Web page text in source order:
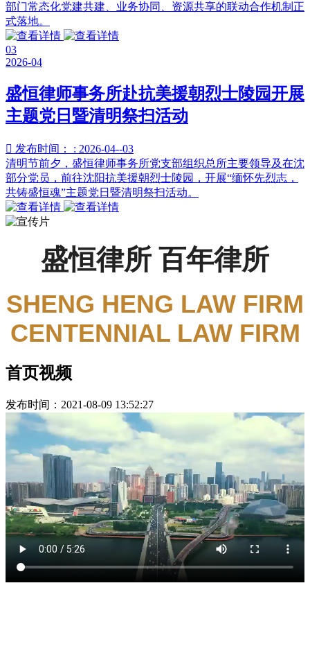
部门常态化党建共建、业务协同、资源共享的联动合作机制正
式落地。
03
2026-04
盛恒律师事务所赴抗美援朝烈士陵园开展
主题党日暨清明祭扫活动
 发布时间： : 2026-04--03
清明节前夕，盛恒律师事务所党支部组织总所主要领导及在沈
部分党员，前往沈阳抗美援朝烈士陵园，开展“缅怀先烈志，
共铸盛恒魂”主题党日暨清明祭扫活动。
盛恒律所 百年律所
SHENG HENG LAW FIRM
CENTENNIAL LAW FIRM
首页视频
发布时间： 2021-08-09 13:52:27